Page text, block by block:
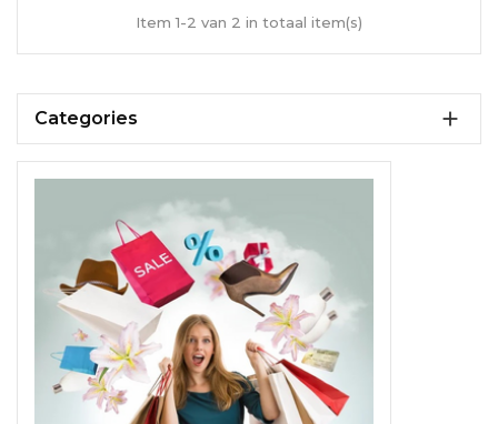
Item 1-2 van 2 in totaal item(s)
Categories 